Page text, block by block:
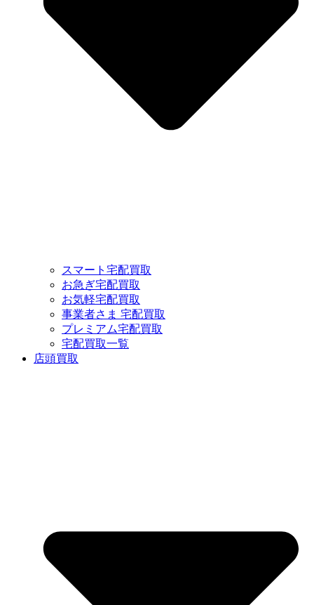
スマート宅配買取
お急ぎ宅配買取
お気軽宅配買取
事業者さま 宅配買取
プレミアム宅配買取
宅配買取一覧
店頭買取